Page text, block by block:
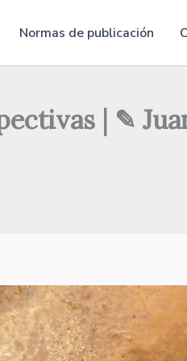
Normas de publicación
| ✎